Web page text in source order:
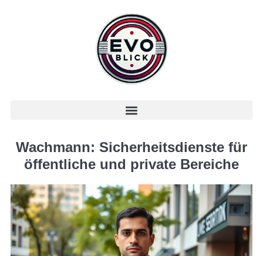
Wachmann: Sicherheitsdienste für
öffentliche und private Bereiche